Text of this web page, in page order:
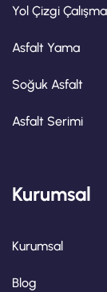
Yol Çizgi
Asfalt Yama
Soğuk Asfalt
Asfalt Serimi
Kurumsal
Kurumsal
Blog